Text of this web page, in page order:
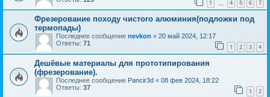
1 4 5 6 7
Фрезерование походу чистого алюминия(подложки под
термопады)
Последнее сообщение nevkon « 20 май 2024, 12:17
Ответы: 71 1 2 3 4
Дешёвые материалы для прототипирования
(фрезерование).
Последнее сообщение Pancir3d « 08 фев 2024, 18:22
Ответы: 37 1 2